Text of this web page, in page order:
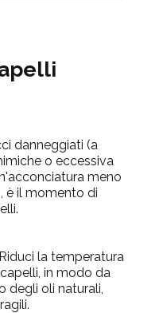
danneggiati (a
o eccessiva
meno
è il momento di
Riduci la temperatura
in modo da
degli oli naturali,